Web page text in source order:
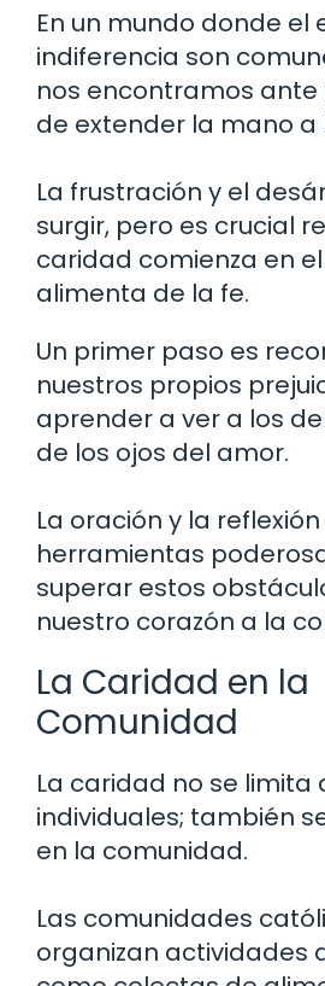
En un mundo donde el
indiferencia son
nos encontramos ante
de extender la mano a
La frustración y el
surgir, pero es crucial
caridad comienza en
alimenta de la fe.
Un primer paso es
nuestros propios
aprender a ver a los
de los ojos del amor.
La oración y la
herramientas
superar estos
nuestro corazón a la
La Caridad en la
Comunidad
La caridad no se limita
individuales; también
en la comunidad.
Las comunidades
organizan actividades